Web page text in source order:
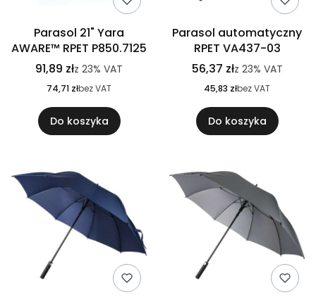
Parasol 21" Yara
AWARE™ RPET P850.7125
91,89 złz 23% VAT
74,71 złbez VAT
Do koszyka
Parasol automatyczny
RPET VA437-03
56,37 złz 23% VAT
45,83 złbez VAT
Do koszyka